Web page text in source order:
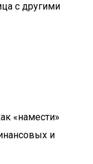
с другими
«намести»
и